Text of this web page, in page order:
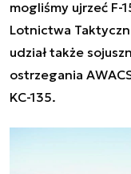
mogliśmy ujrzeć F-
Lotnictwa
udział także
ostrzegania
KC-135.